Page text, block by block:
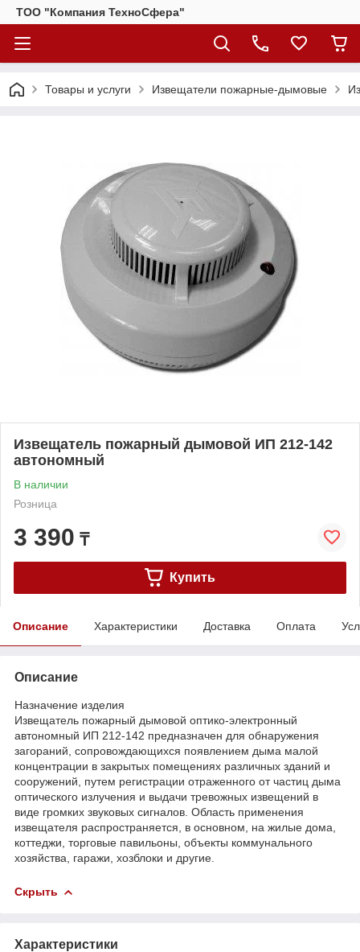
ТОО "Компания ТехноСфера"
Товары и услуги Извещатели пожарные-дымовые
Извещатель пожарный дымовой ИП 212-142
автономный
В наличии
Розница
3 390 ₸
Купить
Описание Характеристики Доставка Оплата
Описание
Назначение изделия
Извещатель пожарный дымовой оптико-электронный
автономный ИП 212-142 предназначен для обнаружения
загораний, сопровождающихся появлением дыма малой
концентрации в закрытых помещениях различных зданий и
сооружений, путем регистрации отраженного от частиц дыма
оптического излучения и выдачи тревожных извещений в
виде громких звуковых сигналов. Область применения
извещателя распространяется, в основном, на жилые дома,
коттеджи, торговые павильоны, объекты коммунального
хозяйства, гаражи, хозблоки и другие.
Скрыть
Характеристики